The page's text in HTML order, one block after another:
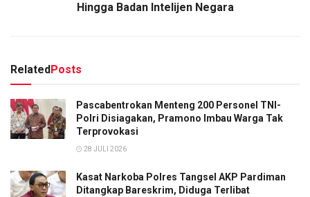
Hingga Badan Intelijen Negara
Related Posts
Pascabentrokan Menteng 200 Personel TNI-
Polri Disiagakan, Pramono Imbau Warga Tak
Terprovokasi
28 JULI 2026
Kasat Narkoba Polres Tangsel AKP Pardiman
Ditangkap Bareskrim, Diduga Terlibat